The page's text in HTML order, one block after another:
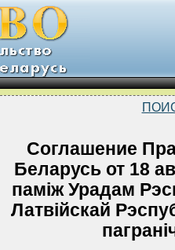
Соглашение
Беларусь от 18
памiж Урадам
Латвiйскай